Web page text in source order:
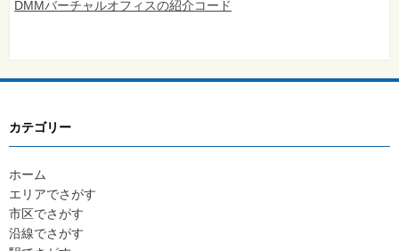
DMMバーチャルオフィスの紹介コード
カテゴリー
ホーム
エリアでさがす
市区でさがす
沿線でさがす